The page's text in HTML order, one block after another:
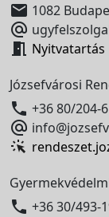
 1082

 Nyitvatartás
Józsefvárosi
 +36 80/204-

 +36 30/493-